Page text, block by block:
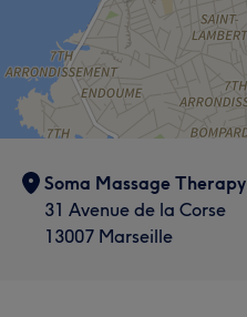
Soma Massage Therapy
31 Avenue de la Corse
13007 Marseille